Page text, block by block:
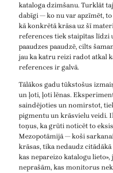
kataloga dzimšanu. Turklāt
dabīgi — ko nu var apzīmēt,
kā konkrētā krāsa uz šī
references tiek staipītas līdzi
paaudzes paaudzē, cilts
jau ka katru reizi radot atkal
references ir galvā.
Tālākos gadu tūkstošus
un ļoti, ļoti lēnas.
saindējoties un nomirstot,
pigmentu un krāsvielu veidi.
toņus, ka grūti noticēt to
Mezopotāmijā — koši
krāsas, tika nedaudz
kas nepareizo katalogu
neprašām, kas monitorus